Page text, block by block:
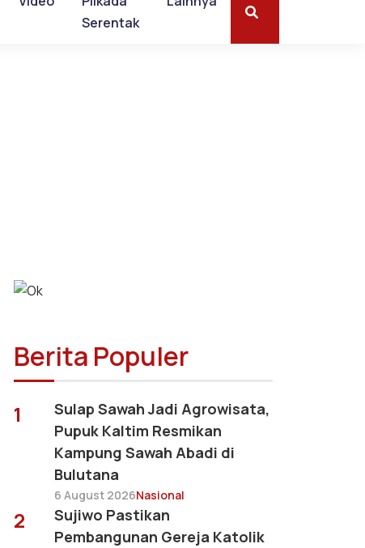
Serentak
Berita Populer
1
Sulap Sawah Jadi Agrowisata,
Pupuk Kaltim Resmikan
Kampung Sawah Abadi di
Bulutana
6 August 2026Nasional
2
Sujiwo Pastikan
Pembangunan Gereja Katolik